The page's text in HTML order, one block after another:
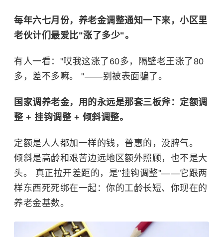
每年六七月份，养老金调整通知一下来，小区里
老伙计们最爱比"涨了多少"。
有人一看："哎我这涨了60多，隔壁老王涨了80
多，差不多嘛。 "——别被表面骗了。
国家调养老金，用的永远是那套三板斧：定额调
整 + 挂钩调整 + 倾斜调整。
定额是人人都加一样的钱，普惠的，没脾气。
倾斜是高龄和艰苦边远地区额外照顾，也不是大
头。 真正拉开差距的，是"挂钩调整"——它跟两
样东西死死绑在一起：你的工龄长短、你现在的
养老金基数。